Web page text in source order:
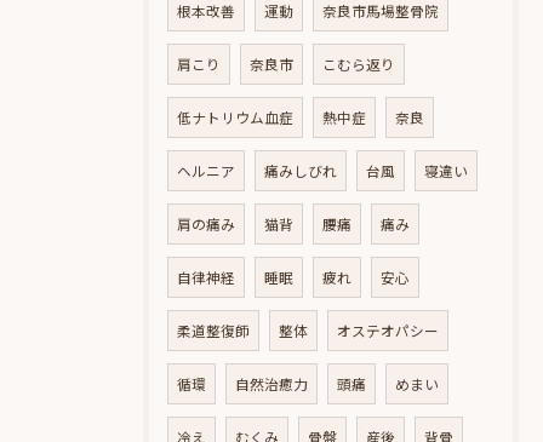
根本改善 運動 奈良市馬場整骨院
肩こり 奈良市 こむら返り
低ナトリウム血症 熱中症 奈良
ヘルニア 痛みしびれ 台風 寝違い
肩の痛み 猫背 腰痛 痛み
自律神経 睡眠 疲れ 安心
柔道整復師 整体 オステオパシー
循環 自然治癒力 頭痛 めまい
冷え むくみ 骨盤 産後 背骨